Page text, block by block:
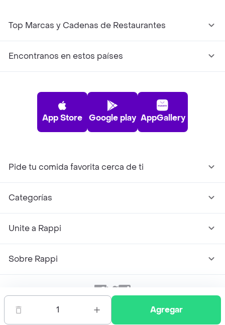
1 Agregar
Top Marcas y Cadenas de Restaurantes
Encontranos en estos países
App Store Google play AppGallery
Pide tu comida favorita cerca de ti
Categorías
Unite a Rappi
Sobre Rappi
Facebook
TwitterInstagram
2026 Rappi Inc. All rights reserved.